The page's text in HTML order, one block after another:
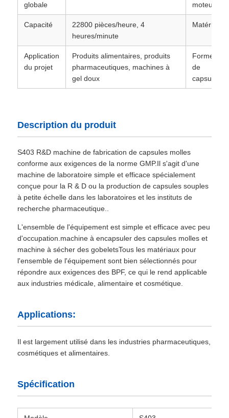
globale
moteur
Capacité
22800 pièces/heure, 4
heures/minute
Matériel
Application
du projet
Produits alimentaires, produits
pharmaceutiques, machines à
gel doux
Forme
de
capsule
Description du produit
S403 R&D machine de fabrication de capsules molles
conforme aux exigences de la norme GMP.Il s'agit d'une
machine de laboratoire simple et efficace spécialement
conçue pour la R & D ou la production de capsules souples
à petite échelle dans les laboratoires et les instituts de
recherche pharmaceutique..
L'ensemble de l'équipement est simple et efficace avec peu
d'occupation.machine à encapsuler des capsules molles et
machine à sécher des gobeletsTous les matériaux pour
l'ensemble de l'équipement sont bien sélectionnés pour
répondre aux exigences des BPF, ce qui le rend applicable
aux industries médicale, alimentaire et cosmétique.
Applications:
Il est largement utilisé dans les industries pharmaceutiques,
cosmétiques et alimentaires.
Spécification